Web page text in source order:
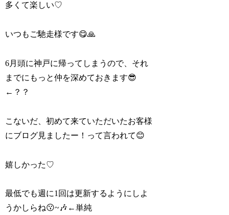
多くて楽しい♡
いつもご馳走様です😋🙏
6月頭に神戸に帰ってしまうので、それ
までにもっと仲を深めておきます😎
←？？
こないだ、初めて来ていただいたお客様
にブログ見ましたー！って言われて😊
嬉しかった♡
最低でも週に1回は更新するようにしよ
うかしらね😗~🎶←単純